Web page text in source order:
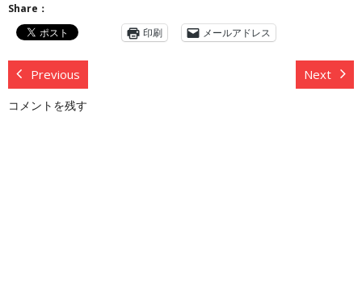
Share：
印刷
メールアドレス
Previous Next
コメントを残す